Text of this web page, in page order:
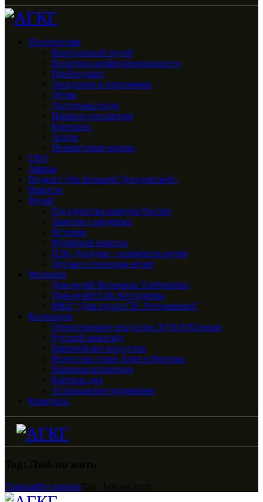
Посетителям
Виртуальный музей
Политика конфиденциальности
Прейскурант
Экскурсии и программы
Детям
Доступная среда
Правила посещения
Контакты
Архив
Независимая оценка
СВО
Афиша
Подкаст «На Большой Догадинской»
Новости
Музей
Год единства народов России
Заметки о шедеврах
История
Музейный квартал
П.М. Догадин – основатель музея
Друзья и спонсоры музея
Филиалы
Дом-музей Велимира Хлебникова
Дом-музей Б.М. Кустодиева
МКЦ “Дом купца Г.В. Тетюшинова”
Коллекции
Отечественное искусство XVII-XXI веков
Русский авангард
Европейское искусство
Искусство стран Азии и Востока
Книжная коллекция
Картина дня
Астраханские художники
Конкурсы
ГлавнаяВсе записи